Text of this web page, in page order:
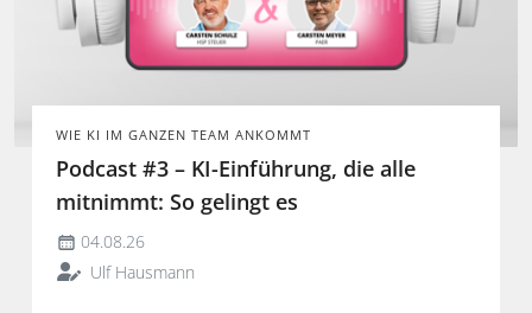
WIE KI IM GANZEN TEAM ANKOMMT
Podcast #3 – KI-Einführung, die alle
mitnimmt: So gelingt es
04.08.26
Ulf Hausmann